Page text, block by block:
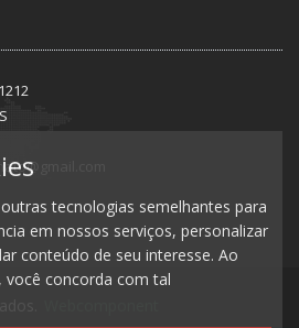
tecnologias semelhantes para
em nossos serviços, personalizar
conteúdo de seu interesse. Ao
você concorda com tal